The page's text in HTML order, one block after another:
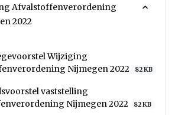
Afvalstoffenverordening
2022
Wijziging
Nijmegen 2022
82 KB
vaststelling
Nijmegen 2022
82 KB